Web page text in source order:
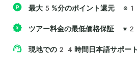
最大5%分のポイント還元 ※1
ツアー料金の最低価格保証 ※2
現地での24時間日本語サポート